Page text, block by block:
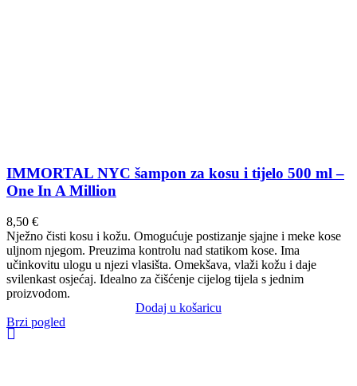
IMMORTAL NYC šampon za kosu i tijelo 500 ml –
One In A Million
8,50 €
Nježno čisti kosu i kožu. Omogućuje postizanje sjajne i meke kose
uljnom njegom. Preuzima kontrolu nad statikom kose. Ima
učinkovitu ulogu u njezi vlasišta. Omekšava, vlaži kožu i daje
svilenkast osjećaj. Idealno za čišćenje cijelog tijela s jednim
proizvodom.
Dodaj u košaricu
Brzi pogled